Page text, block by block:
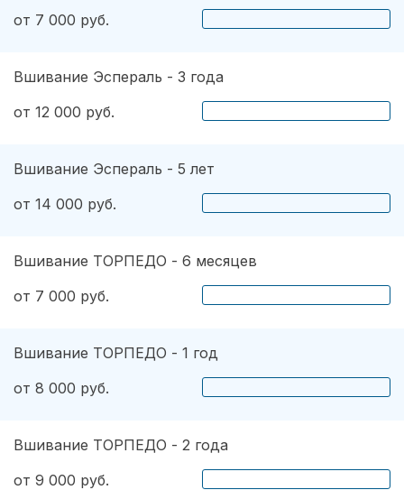
от 7 000 руб.
Вшивание Эспераль - 3 года
от 12 000 руб.
Вшивание Эспераль - 5 лет
от 14 000 руб.
Вшивание ТОРПЕДО - 6 месяцев
от 7 000 руб.
Вшивание ТОРПЕДО - 1 год
от 8 000 руб.
Вшивание ТОРПЕДО - 2 года
от 9 000 руб.